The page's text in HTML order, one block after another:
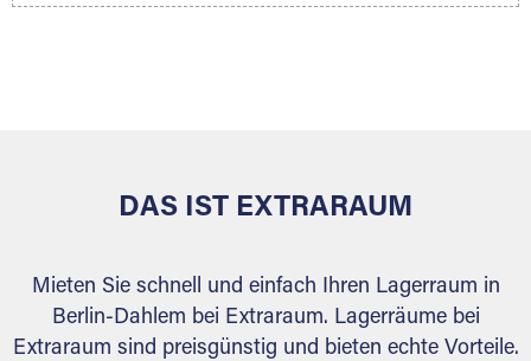
Ihr Lagergut wird bei Ihrem Extraraum Partner
DAS IST EXTRARAUM
Mieten Sie schnell und einfach Ihren Lagerraum in
Berlin-Dahlem bei Extraraum. Lagerräume bei
Extraraum sind preisgünstig und bieten echte Vorteile.